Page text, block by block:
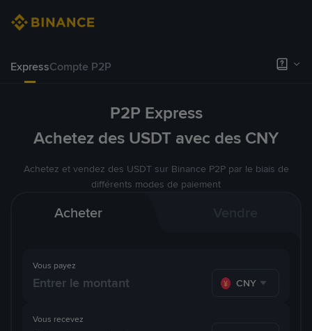
ExpressCompte P2P
P2P Express
Achetez des USDT avec des CNY
Achetez et vendez des USDT sur Binance P2P par le biais de
différents modes de paiement
Acheter
Vous payez
CNY
Vous recevez